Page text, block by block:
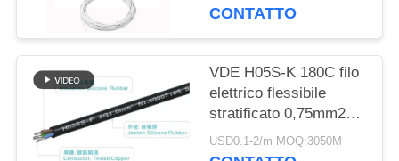
colore
CONTATTO
VDE H05S-K 180C filo
elettrico flessibile
stratificato 0,75mm2
750V conduttore di
rame in scatola
USD0.1-2/m MOQ:3050M